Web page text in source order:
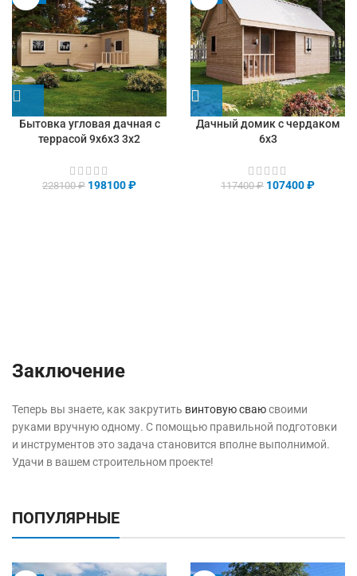
Бытовка угловая дачная с
террасой 9х6х3 3х2
228100₽ 198100₽
Дачный домик с чердаком
6х3
117400₽ 107400₽
Заключение
Теперь вы знаете, как закрутить винтовую сваюсвоими
руками вручную одному. С помощью правильной подготовки
и инструментов это задача становится вполне выполнимой.
Удачи в вашем строительном проекте!
ПОПУЛЯРНЫЕ